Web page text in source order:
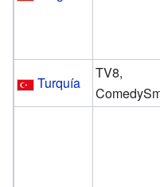
Turquía
TV8,